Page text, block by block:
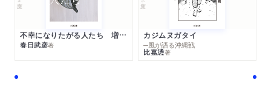
不幸になりたがる人たち 増補新版
春日武彦著
カジムヌガタイ
─風が語る沖縄戦
比嘉慂著